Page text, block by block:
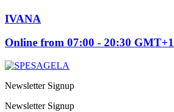
IVANA
Online from 07:00 - 20:30 GMT+1
Newsletter Signup
Newsletter Signup